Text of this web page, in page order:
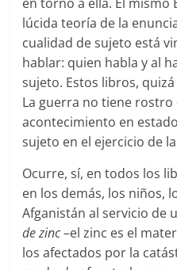
lúcida teoría de la
cualidad de sujeto está
hablar: quien habla y al
sujeto. Estos libros,
La guerra no tiene
acontecimiento en
sujeto en el ejercicio de
Ocurre, sí, en todos los
en los demás, los niños,
Afganistán al servicio de
de zinc–el zinc es el
los afectados por la